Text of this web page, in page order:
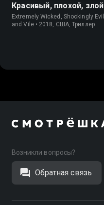
Красивый, плохой, злой
Extremely Wicked, Shockingly Evil
and Vile • 2018, США, Триллер
Возникли вопросы?
Обратная связь